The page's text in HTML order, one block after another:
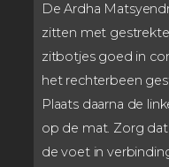
De Ardha
zitten met
zitbotjes goed in
het rechterbeen
Plaats daarna de
op de mat. Zorg
de voet in